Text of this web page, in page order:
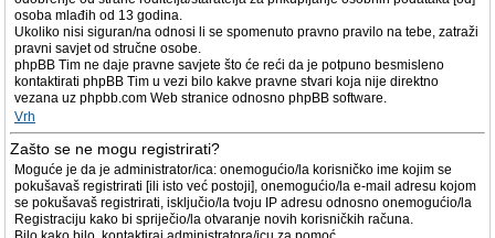
osoba mlađih od 13 godina.
Ukoliko nisi siguran/na odnosi li se spomenuto pravno pravilo na tebe, zatraži
pravni savjet od stručne osobe.
phpBB Tim ne daje pravne savjete što će reći da je potpuno besmisleno
kontaktirati phpBB Tim u vezi bilo kakve pravne stvari koja nije direktno
vezana uz phpbb.com Web stranice odnosno phpBB software.
Vrh
Zašto se ne mogu registrirati?
Moguće je da je administrator/ica: onemogućio/la korisničko ime kojim se
pokušavaš registrirati [ili isto već postoji], onemogućio/la e-mail adresu kojom
se pokušavaš registrirati, isključio/la tvoju IP adresu odnosno onemogućio/la
Registraciju kako bi spriječio/la otvaranje novih korisničkih računa.